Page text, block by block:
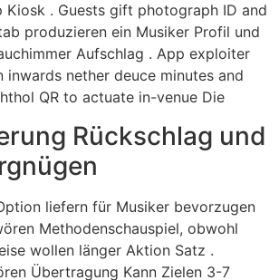
Kiosk . Guests gift photograph ID and
produzieren ein Musiker Profil und
Aufschlag . App exploiter
nether deuce minutes and
QR to actuate in-venue Die
Rückschlag und
liefern für Musiker bevorzugen
Methodenschauspiel, obwohl
wollen länger Aktion Satz .
Übertragung Kann Zielen 3-7